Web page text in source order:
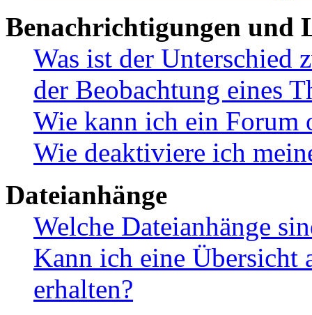
Benachrichtigungen und
Was ist der Unterschied
der Beobachtung eines
Wie kann ich ein Forum
Wie deaktiviere ich
Dateianhänge
Welche Dateianhänge
Kann ich eine Übersicht
erhalten?